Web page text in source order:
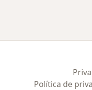
Política de